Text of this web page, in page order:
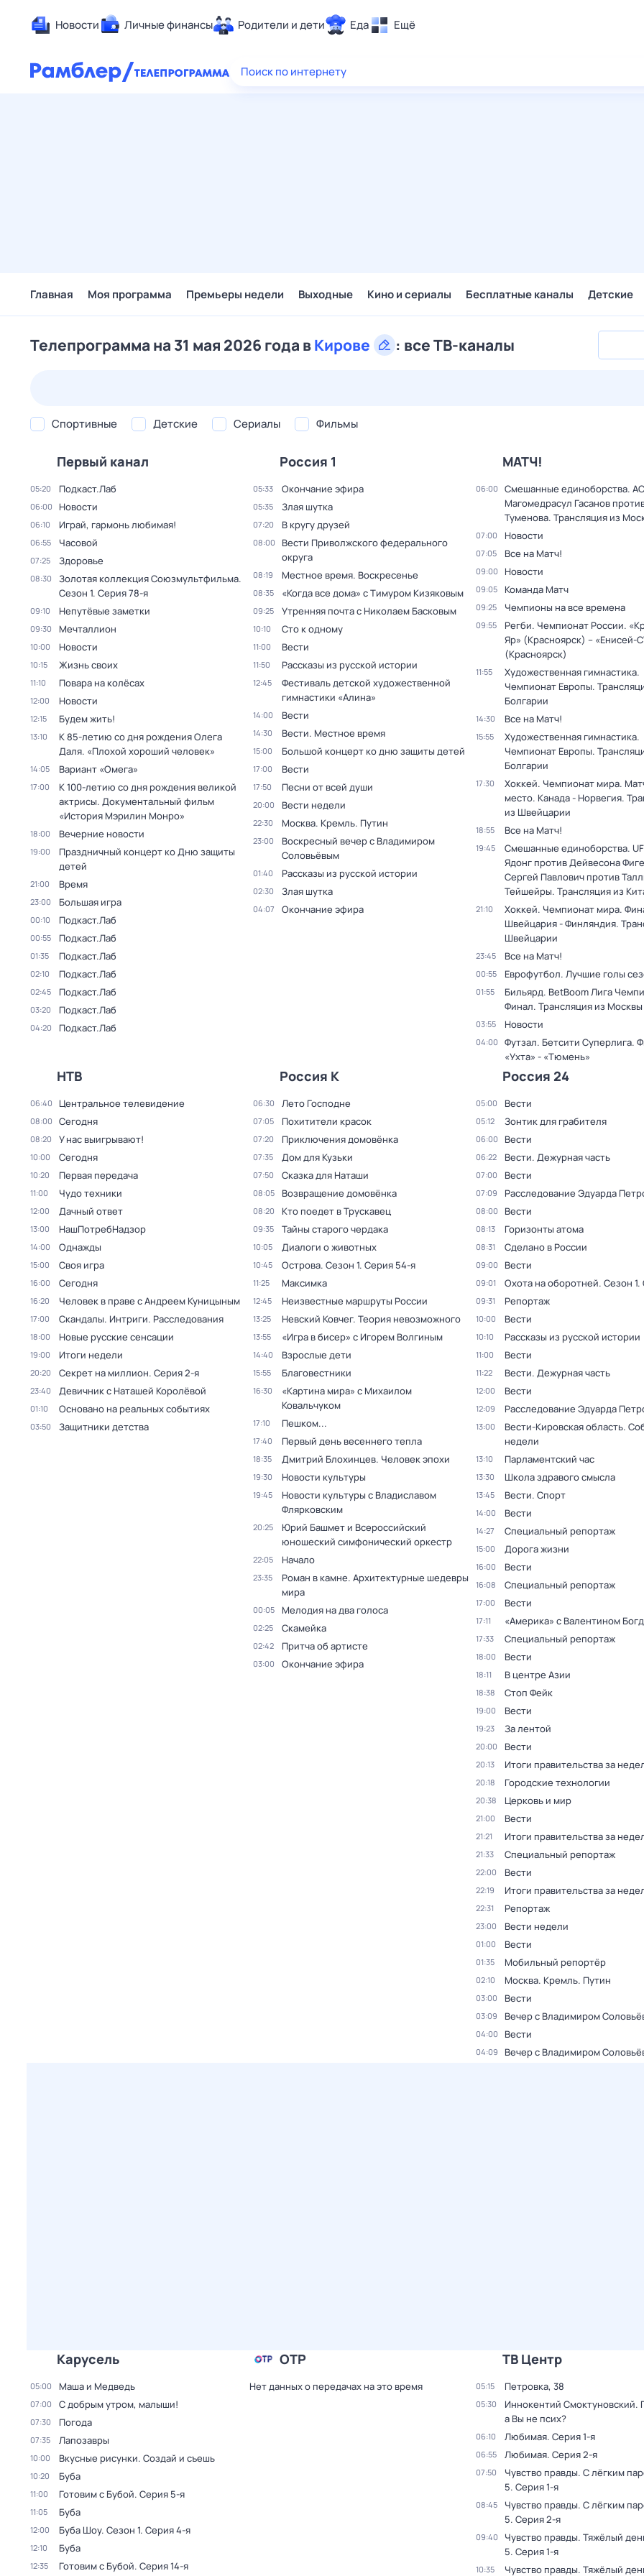
Новости Личные финансы Родители и дети Еда Ещё
Здоровье
Поиск по интернету
Главная Моя программа Премьеры недели Выходные Кино и сериалы Бесплатные каналы Детские
Телепрограмма на 31 мая 2026 года вКирове : все ТВ-каналы
Спортивные Детские Сериалы Фильмы
Первый канал
05:20 Подкаст.Лаб
06:00 Новости
06:10 Играй, гармонь любимая!
06:55 Часовой
07:25 Здоровье
08:30 Золотая коллекция Союзмультфильма.
Сезон 1. Серия 78-я
09:10 Непутёвые заметки
09:30 Мечталлион
10:00 Новости
10:15 Жизнь своих
11:10 Повара на колёсах
12:00 Новости
12:15 Будем жить!
13:10
К 85-летию со дня рождения Олега
Даля. «Плохой хороший человек»
14:05 Вариант «Омега»
17:00
К 100-летию со дня рождения великой
актрисы. Документальный фильм
«История Мэрилин Монро»
18:00 Вечерние новости
19:00
Праздничный концерт ко Дню защиты
детей
21:00 Время
23:00 Большая игра
00:10 Подкаст.Лаб
00:55 Подкаст.Лаб
01:35 Подкаст.Лаб
02:10 Подкаст.Лаб
02:45 Подкаст.Лаб
03:20 Подкаст.Лаб
04:20 Подкаст.Лаб
Россия 1
05:33 Окончание эфира
05:35 Злая шутка
07:20 В кругу друзей
08:00
Вести Приволжского федерального
округа
08:19 Местное время. Воскресенье
08:35 «Когда все дома» с Тимуром Кизяковым
09:25 Утренняя почта с Николаем Басковым
10:10 Сто к одному
11:00 Вести
11:50 Рассказы из русской истории
12:45
Фестиваль детской художественной
гимнастики «Алина»
14:00 Вести
14:30 Вести. Местное время
15:00 Большой концерт ко дню защиты детей
17:00 Вести
17:50 Песни от всей души
20:00 Вести недели
22:30 Москва. Кремль. Путин
23:00
Воскресный вечер с Владимиром
Соловьёвым
01:40 Рассказы из русской истории
02:30 Злая шутка
04:07 Окончание эфира
МАТЧ!
06:00
Смешанные единоборства.
Магомедрасул Гасанов
Туменова. Трансляция из
07:00 Новости
07:05 Все на Матч!
09:00 Новости
09:05 Команда Матч
09:25 Чемпионы на все времена
09:55
Регби. Чемпионат России.
Яр» (Красноярск) – «Енисей-
(Красноярск)
11:55
Художественная гимнастика.
Чемпионат Европы.
Болгарии
14:30 Все на Матч!
15:55
Художественная гимнастика.
Чемпионат Европы.
Болгарии
17:30
Хоккей. Чемпионат мира.
место. Канада - Норвегия.
из Швейцарии
18:55 Все на Матч!
19:45
Смешанные единоборства.
Ядонг против Дейвесона
Сергей Павлович против
Тейшейры. Трансляция из
21:10
Хоккей. Чемпионат мира.
Швейцария - Финляндия.
Швейцарии
23:45 Все на Матч!
00:55 Еврофутбол. Лучшие голы
01:55
Бильярд. BetBoom Лига
Финал. Трансляция из Москвы
03:55 Новости
04:00
Футзал. Бетсити Суперлига.
«Ухта» - «Тюмень»
НТВ
06:40 Центральное телевидение
08:00 Сегодня
08:20 У нас выигрывают!
10:00 Сегодня
10:20 Первая передача
11:00 Чудо техники
12:00 Дачный ответ
13:00 НашПотребНадзор
14:00 Однажды
15:00 Своя игра
16:00 Сегодня
16:20 Человек в праве с Андреем Куницыным
17:00 Скандалы. Интриги. Расследования
18:00 Новые русские сенсации
19:00 Итоги недели
20:20 Секрет на миллион. Серия 2-я
23:40 Девичник с Наташей Королёвой
01:10 Основано на реальных событиях
03:50 Защитники детства
Россия К
06:30 Лето Господне
07:05 Похитители красок
07:20 Приключения домовёнка
07:35 Дом для Кузьки
07:50 Сказка для Наташи
08:05 Возвращение домовёнка
08:20 Кто поедет в Трускавец
09:35 Тайны старого чердака
10:05 Диалоги о животных
10:45 Острова. Сезон 1. Серия 54-я
11:25 Максимка
12:45 Неизвестные маршруты России
13:25 Невский Ковчег. Теория невозможного
13:55 «Игра в бисер» с Игорем Волгиным
14:40 Взрослые дети
15:55 Благовестники
16:30
«Картина мира» с Михаилом
Ковальчуком
17:10 Пешком...
17:40 Первый день весеннего тепла
18:35 Дмитрий Блохинцев. Человек эпохи
19:30 Новости культуры
19:45
Новости культуры с Владиславом
Флярковским
20:25
Юрий Башмет и Всероссийский
юношеский симфонический оркестр
22:05 Начало
23:35
Роман в камне. Архитектурные шедевры
мира
00:05 Мелодия на два голоса
02:25 Скамейка
02:42 Притча об артисте
03:00 Окончание эфира
Россия 24
05:00 Вести
05:12 Зонтик для грабителя
06:00 Вести
06:22 Вести. Дежурная часть
07:00 Вести
07:09 Расследование Эдуарда
08:00 Вести
08:13 Горизонты атома
08:31 Сделано в России
09:00 Вести
09:01 Охота на оборотней. Сезон 1.
09:31 Репортаж
10:00 Вести
10:10 Рассказы из русской истории
11:00 Вести
11:22 Вести. Дежурная часть
12:00 Вести
12:09 Расследование Эдуарда
13:00
Вести-Кировская область.
недели
13:10 Парламентский час
13:30 Школа здравого смысла
13:45 Вести. Спорт
14:00 Вести
14:27 Специальный репортаж
15:00 Дорога жизни
16:00 Вести
16:08 Специальный репортаж
17:00 Вести
17:11 «Америка» с Валентином
17:33 Специальный репортаж
18:00 Вести
18:11 В центре Азии
18:38 Стоп Фейк
19:00 Вести
19:23 За лентой
20:00 Вести
20:13 Итоги правительства за
20:18 Городские технологии
20:38 Церковь и мир
21:00 Вести
21:21 Итоги правительства за
21:33 Специальный репортаж
22:00 Вести
22:19 Итоги правительства за
22:31 Репортаж
23:00 Вести недели
01:00 Вести
01:35 Мобильный репортёр
02:10 Москва. Кремль. Путин
03:00 Вести
03:09 Вечер с Владимиром
04:00 Вести
04:09 Вечер с Владимиром
Карусель
05:00 Маша и Медведь
07:00 С добрым утром, малыши!
07:30 Погода
07:35 Лапозавры
10:00 Вкусные рисунки. Создай и съешь
10:20 Буба
11:00 Готовим с Бубой. Серия 5-я
11:05 Буба
12:00 Буба Шоу. Сезон 1. Серия 4-я
12:10 Буба
12:35 Готовим с Бубой. Серия 14-я
ОТР
Нет данных о передачах на это время
ТВ Центр
05:15 Петровка, 38
05:30
Иннокентий Смоктуновский.
а Вы не псих?
06:10 Любимая. Серия 1-я
06:55 Любимая. Серия 2-я
07:50 Чувство правды. С лёгким
5. Серия 1-я
08:45 Чувство правды. С лёгким
5. Серия 2-я
09:40 Чувство правды. Тяжёлый
5. Серия 1-я
10:35 Чувство правды. Тяжёлый